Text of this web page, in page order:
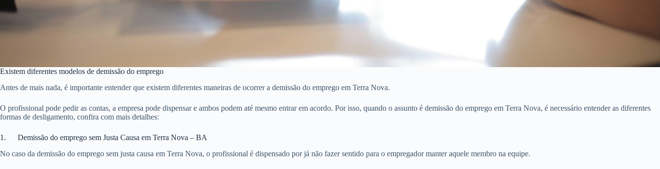
Existem diferentes modelos de demissão do emprego
Antes de mais nada, é importante entender que existem diferentes maneiras de ocorrer a demissão do emprego em Terra Nova.
O profissional pode pedir as contas, a empresa pode dispensar e ambos podem até mesmo entrar em acordo. Por isso, quando o assunto é demissão do emprego em Terra Nova, é necessário entender as diferentes
formas de desligamento, confira com mais detalhes:
1. Demissão do emprego sem Justa Causa em Terra Nova – BA
No caso da demissão do emprego sem justa causa em Terra Nova, o profissional é dispensado por já não fazer sentido para o empregador manter aquele membro na equipe.